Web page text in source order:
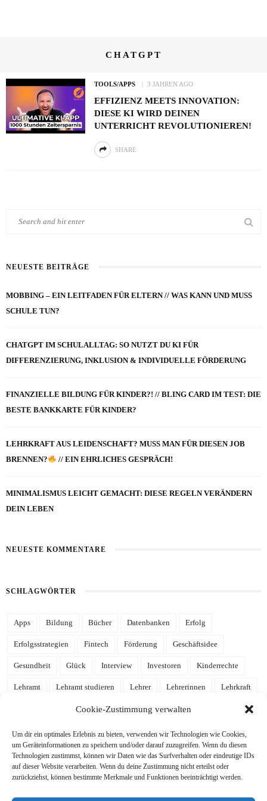
Cookie-Zustimmung verwalten
Um dir ein optimales Erlebnis zu bieten, verwenden wir Technologien wie Cookies,
um Geräteinformationen zu speichern und/oder darauf zuzugreifen. Wenn du diesen
Technologien zustimmst, können wir Daten wie das Surfverhalten oder eindeutige IDs
auf dieser Website verarbeiten. Wenn du deine Zustimmung nicht erteilst oder
zurückziehst, können bestimmte Merkmale und Funktionen beeinträchtigt werden.
CHATGPT
TOOLS/APPS 3 JAHREN AGO
EFFIZIENZ MEETS INNOVATION:
DIESE KI WIRD DEINEN
UNTERRICHT REVOLUTIONIEREN!
SHARE
NEUESTE BEITRÄGE
MOBBING – EIN LEITFADEN FÜR ELTERN // WAS KANN UND MUSS
SCHULE TUN?
CHATGPT IM SCHULALLTAG: SO NUTZT DU KI FÜR
DIFFERENZIERUNG, INKLUSION & INDIVIDUELLE FÖRDERUNG
FINANZIELLE BILDUNG FÜR KINDER?! // BLING CARD IM TEST: DIE
BESTE BANKKARTE FÜR KINDER?
LEHRKRAFT AUS LEIDENSCHAFT? MUSS MAN FÜR DIESEN JOB
BRENNEN?
// EIN EHRLICHES GESPRÄCH!
MINIMALISMUS LEICHT GEMACHT: DIESE REGELN VERÄNDERN
DEIN LEBEN
NEUESTE KOMMENTARE
SCHLAGWÖRTER
Apps Bildung Bücher Datenbanken Erfolg
Erfolgsstrategien Fintech Förderung Geschäftsidee
Gesundheit Glück Interview Investoren Kinderrechte
Lehramt Lehramt studieren Lehrer Lehrerinnen Lehrkraft
Mathe Mathematik mehr Zeit
Notion Template Produktivität Referendariat Schulalltag
Schule Schulgelaber Schulleben Schulleitung Schüler
Schülerinnen Stressabbau Studieren Studium Tools